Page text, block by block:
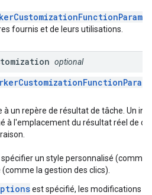
fournis et de leurs utilisations.
optional
à un repère de résultat de tâche. Un
à l'emplacement du résultat réel de
un style personnalisé (comme
la gestion des clics).
est spécifié, les modifications